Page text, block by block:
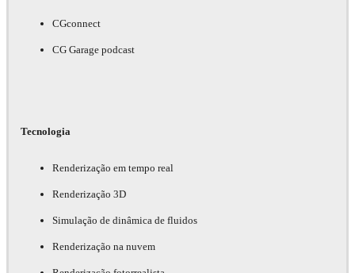
CGconnect
CG Garage podcast
Tecnologia
Renderização em tempo real
Renderização 3D
Simulação de dinâmica de fluidos
Renderização na nuvem